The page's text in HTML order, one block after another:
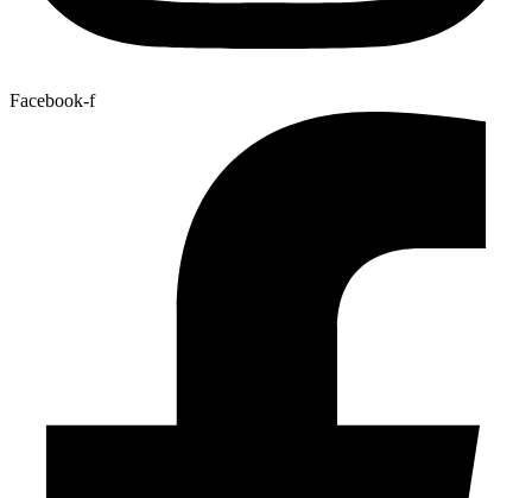
Facebook-f